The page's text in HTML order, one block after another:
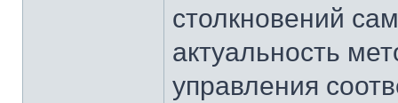
столкновений
актуальность
управления